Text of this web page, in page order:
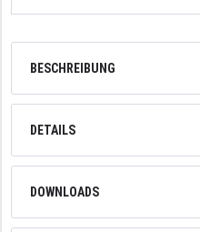
BESCHREIBUNG
DETAILS
DOWNLOADS